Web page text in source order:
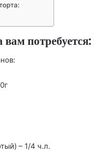
потребуется:
– 1/4 ч.л.